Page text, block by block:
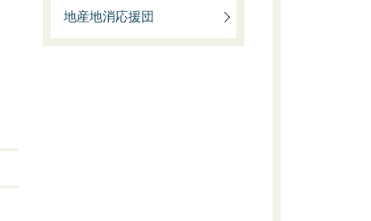
地産地消応援団